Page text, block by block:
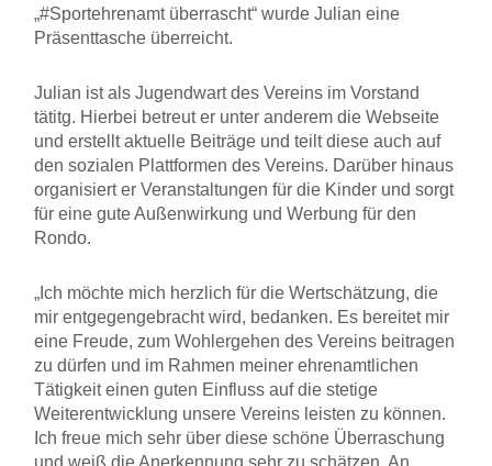
„#Sportehrenamt überrascht“ wurde Julian eine
Präsenttasche überreicht.
Julian ist als Jugendwart des Vereins im Vorstand
tätitg. Hierbei betreut er unter anderem die Webseite
und erstellt aktuelle Beiträge und teilt diese auch auf
den sozialen Plattformen des Vereins. Darüber hinaus
organisiert er Veranstaltungen für die Kinder und sorgt
für eine gute Außenwirkung und Werbung für den
Rondo.
„Ich möchte mich herzlich für die Wertschätzung, die
mir entgegengebracht wird, bedanken. Es bereitet mir
eine Freude, zum Wohlergehen des Vereins beitragen
zu dürfen und im Rahmen meiner ehrenamtlichen
Tätigkeit einen guten Einfluss auf die stetige
Weiterentwicklung unsere Vereins leisten zu können.
Ich freue mich sehr über diese schöne Überraschung
und weiß die Anerkennung sehr zu schätzen. An